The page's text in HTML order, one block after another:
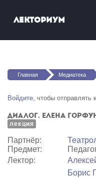
Лекториум
Вы здесь
Главная Медиатека
Войдите, чтобы отправлять
Диалог. Елена
лекция
Партнёр:
Предмет:
Лектор:
Борис